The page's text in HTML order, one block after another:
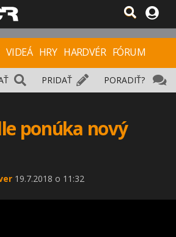
VIDEÁ HRY HARDVÉR FÓRUM
PORADIŤ?
PRIDAŤ
ponúka nový
19.7.2018 o 11:32